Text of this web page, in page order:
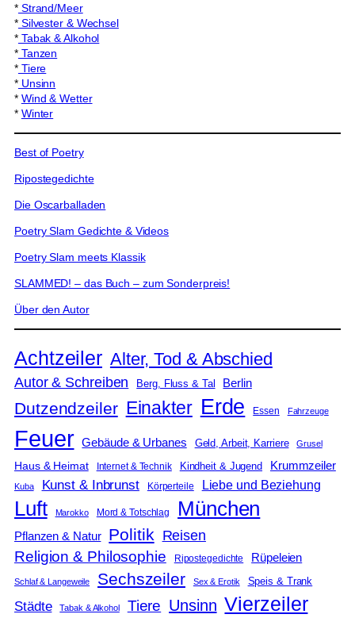
*Strand/Meer
*Silvester & Wechsel
*Tabak & Alkohol
*Tanzen
*Tiere
*Unsinn
* Wind & Wetter
* Winter
Best of Poetry
Ripostegedichte
Die Oscarballaden
Poetry Slam Gedichte & Videos
Poetry Slam meets Klassik
SLAMMED! – das Buch – zum Sonderpreis!
Über den Autor
Achtzeiler Alter, Tod & Abschied
Autor & Schreiben Berg, Fluss & Tal Berlin
Dutzendzeiler Einakter Erde Essen Fahrzeuge
Feuer Gebäude & Urbanes Geld, Arbeit, Karriere Grusel
Haus & Heimat Internet & Technik Kindheit & Jugend Krummzeiler
Kuba Kunst & Inbrunst Körperteile Liebe und Beziehung
Luft Marokko Mord & Totschlag München
Pflanzen & Natur Politik Reisen
Religion & Philosophie Ripostegedichte Rüpeleien
Schlaf & Langeweile Sechszeiler Sex & Erotik Speis & Trank
Städte Tabak & Alkohol Tiere Unsinn Vierzeiler